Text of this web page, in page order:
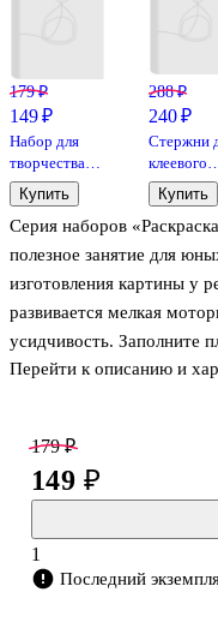
Серия наборов
полезное занятие для
изготовления картины у
развивается мелкая
усидчивость. Заполните
и персонажи на картинке
Перейти к описанию и
179 ₽
149 ₽
Набор для
творчества
Lori. Слепи
свечу
"Осьминог"
Купить
288 ₽
240 ₽
Стержни
клеевого
пистолета,
7 штук
Купить
179 ₽
149 ₽
1
Последний